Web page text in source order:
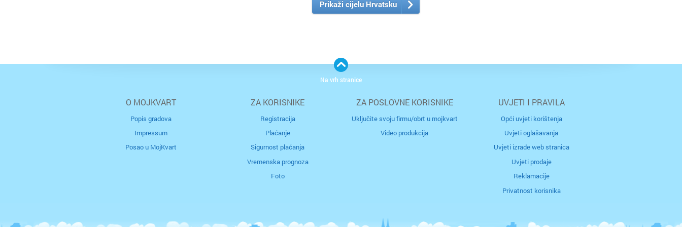
Prikaži cijelu Hrvatsku
O MOJKVART
Popis gradova
Impressum
Posao u MojKvart
ZA KORISNIKE
Registracija
Plaćanje
Sigurnost plaćanja
Vremenska prognoza
Foto
ZA POSLOVNE KORISNIKE
Uključite svoju firmu/obrt u mojkvart
Video produkcija
UVJETI I PRAVILA
Opći uvjeti korištenja
Uvjeti oglašavanja
Uvjeti izrade web stranica
Uvjeti prodaje
Reklamacije
Privatnost korisnika
Na vrh stranice